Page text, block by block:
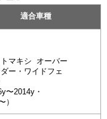
適合車種
マキシ オーバー
ー・ワイドフェ
〜2014y・
）